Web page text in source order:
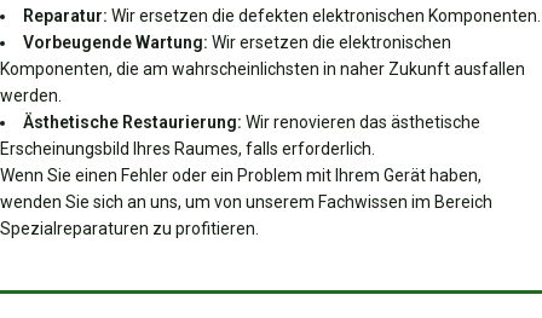
Reparatur: Wir ersetzen die defekten elektronischen Komponenten.
Vorbeugende Wartung: Wir ersetzen die elektronischen
Komponenten, die am wahrscheinlichsten in naher Zukunft ausfallen
werden.
Ästhetische Restaurierung: Wir renovieren das ästhetische
Erscheinungsbild Ihres Raumes, falls erforderlich.
Wenn Sie einen Fehler oder ein Problem mit Ihrem Gerät haben,
wenden Sie sich an uns, um von unserem Fachwissen im Bereich
Spezialreparaturen zu profitieren.